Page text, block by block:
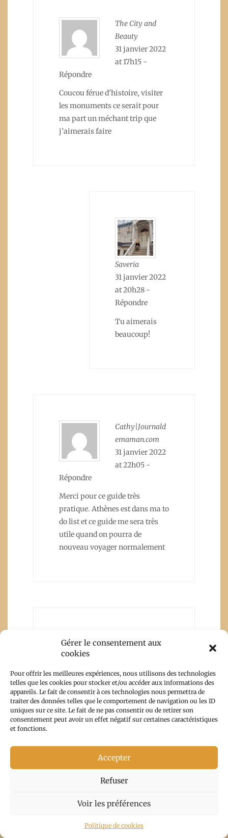
Gérer le consentement aux
cookies
Pour offrir les meilleures expériences, nous utilisons des technologies
telles que les cookies pour stocker et/ou accéder aux informations des
appareils. Le fait de consentir à ces technologies nous permettra de
traiter des données telles que le comportement de navigation ou les ID
uniques sur ce site. Le fait de ne pas consentir ou de retirer son
consentement peut avoir un effet négatif sur certaines caractéristiques
et fonctions.
Accepter
Refuser
Voir les préférences
Politique de cookies
The City and
Beauty
31 janvier 2022
at 17h15 -
Répondre
Coucou férue d’histoire, visiter
les monuments ce serait pour
ma part un méchant trip que
j’aimerais faire
Saveria
31 janvier 2022
at 20h28 -
Répondre
Tu aimerais
beaucoup!
Cathy|Journald
emaman.com
31 janvier 2022
at 22h05 -
Répondre
Merci pour ce guide très
pratique. Athènes est dans ma to
do list et ce guide me sera très
utile quand on pourra de
nouveau voyager normalement
Le petit monde
12h12-
Répondre
Hello,
il y a tellement à découvrir : ça
J’espère pouvoir de nouveau
voyager en 2022.